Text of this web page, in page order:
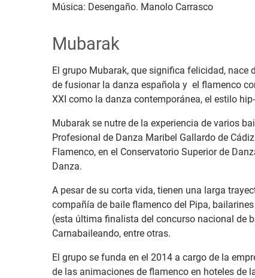
Música: Desengaño. Manolo Carrasco
Mubarak
El grupo Mubarak, que significa felicidad,
de fusionar la danza española y el flamenco
XXI como la danza contemporánea, el estilo
Mubarak se nutre de la experiencia de varios
Profesional de Danza Maribel Gallardo de
Flamenco, en el Conservatorio Superior de
Danza.
A pesar de su corta vida, tienen una larga
compañía de baile flamenco del Pipa,
(esta última finalista del concurso nacional de
Carnabaileando, entre otras.
El grupo se funda en el 2014 a cargo de la
de las animaciones de flamenco en hoteles de